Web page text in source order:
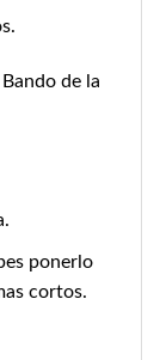
de la
ponerlo
cortos.